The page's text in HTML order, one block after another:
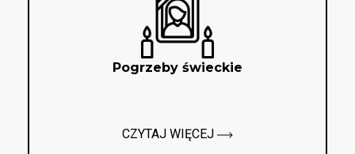
Pogrzeby świeckie
CZYTAJ WIĘCEJ